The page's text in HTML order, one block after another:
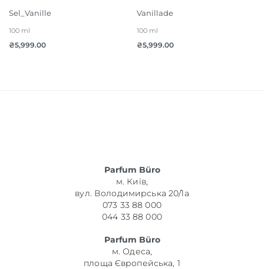
Sel_Vanille
100 ml
₴5,999.00
Vanillade
100 ml
₴5,999.00
Parfum Büro
м. Київ,
вул. Володимирська 20/1а
073 33 88 000
044 33 88 000
Parfum Büro
м. Одеса,
площа Європейська, 1